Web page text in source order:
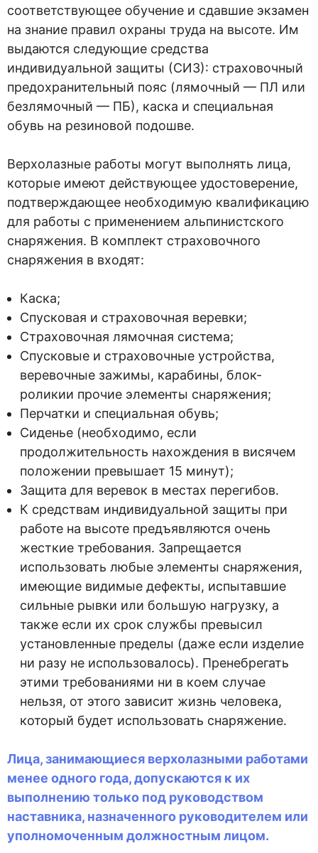
соответствующее обучение и сдавшие экзамен
на знание правил охраны труда на высоте. Им
выдаются следующие средства
индивидуальной защиты (СИЗ): страховочный
предохранительный пояс (лямочный — ПЛ или
безлямочный — ПБ), каска и специальная
обувь на резиновой подошве.
Верхолазные работы могут выполнять лица,
которые имеют действующее удостоверение,
подтверждающее необходимую квалификацию
для работы с применением альпинистского
снаряжения. В комплект страховочного
снаряжения в входят:
Каска;
Спусковая и страховочная веревки;
Страховочная лямочная система;
Спусковые и страховочные устройства,
веревочные зажимы, карабины, блок-
роликии прочие элементы снаряжения;
Перчатки и специальная обувь;
Сиденье (необходимо, если
продолжительность нахождения в висячем
положении превышает 15 минут);
Защита для веревок в местах перегибов.
К средствам индивидуальной защиты при
работе на высоте предъявляются очень
жесткие требования. Запрещается
использовать любые элементы снаряжения,
имеющие видимые дефекты, испытавшие
сильные рывки или большую нагрузку, а
также если их срок службы превысил
установленные пределы (даже если изделие
ни разу не использовалось). Пренебрегать
этими требованиями ни в коем случае
нельзя, от этого зависит жизнь человека,
который будет использовать снаряжение.
Лица, занимающиеся верхолазными работами
менее одного года, допускаются к их
выполнению только под руководством
наставника, назначенного руководителем или
уполномоченным должностным лицом.